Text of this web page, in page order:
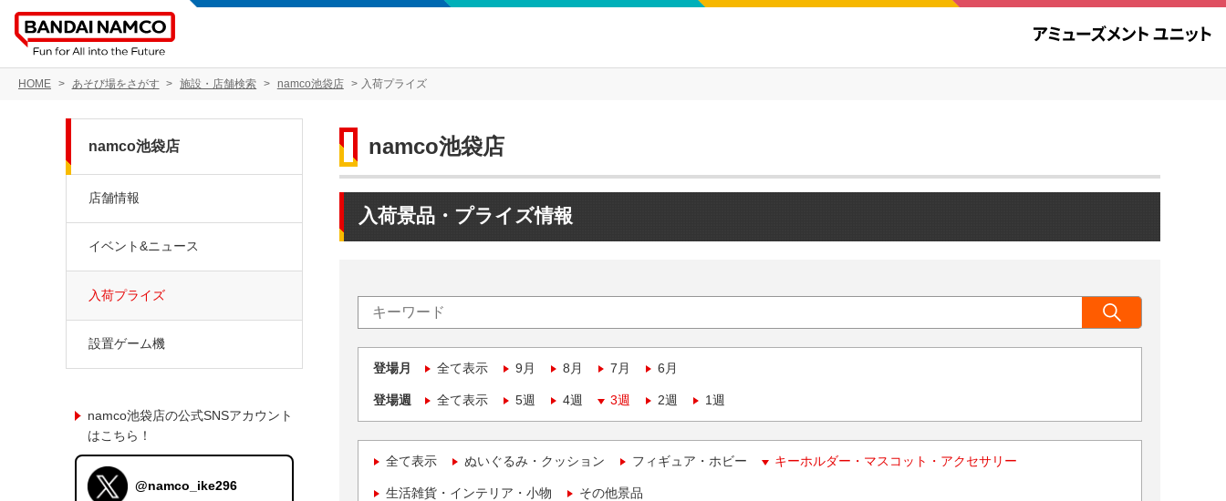
HOME あそび場をさがす 施設・店舗検索 namco池袋店 入荷プライズ
namco池袋店
入荷景品・プライズ情報
登場月 全て表示 9月 8月 7月 6月
登場週 全て表示 5週 4週 3週 2週 1週
全て表示 ぬいぐるみ・クッション フィギュア・ホビー キーホルダー・マスコット・アクセサリー
生活雑貨・インテリア・小物 その他景品
namco池袋店
店舗情報
イベント&ニュース
入荷プライズ
設置ゲーム機
namco池袋店の公式SNSアカウント
はこちら！
@namco_ike296